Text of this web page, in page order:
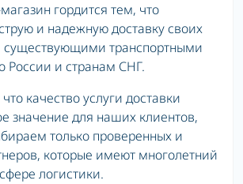
гордится тем, что
и надежную доставку своих
существующими транспортными
России и странам СНГ.
качество услуги доставки
значение для наших клиентов,
только проверенных и
которые имеют многолетний
логистики.